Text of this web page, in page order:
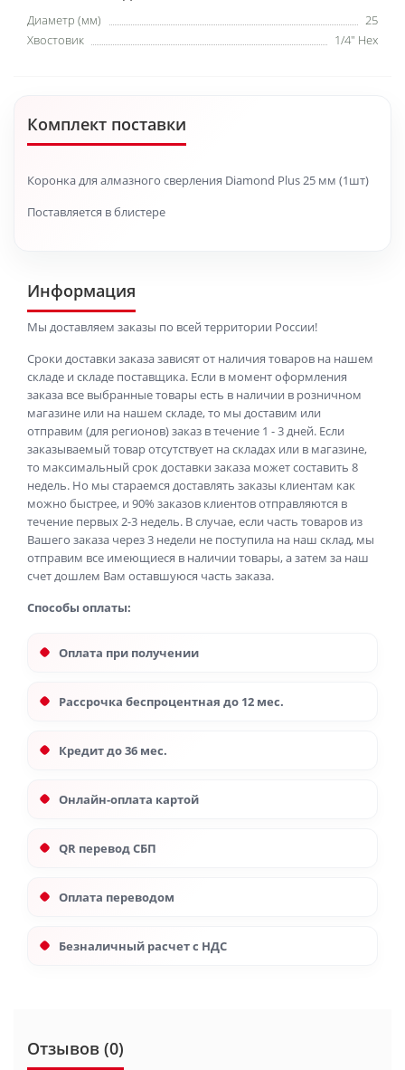
Диаметр (мм)
25
Хвостовик
1/4" Hex
Комплект поставки
Коронка для алмазного сверления Diamond Plus 25 мм (1шт)
Поставляется в блистере
Информация
Мы доставляем заказы по всей территории России!
Сроки доставки заказа зависят от наличия товаров на нашем
складе и складе поставщика. Если в момент оформления
заказа все выбранные товары есть в наличии в розничном
магазине или на нашем складе, то мы доставим или
отправим (для регионов) заказ в течение 1 - 3 дней. Если
заказываемый товар отсутствует на складах или в магазине,
то максимальный срок доставки заказа может составить 8
недель. Но мы стараемся доставлять заказы клиентам как
можно быстрее, и 90% заказов клиентов отправляются в
течение первых 2-3 недель. В случае, если часть товаров из
Вашего заказа через 3 недели не поступила на наш склад, мы
отправим все имеющиеся в наличии товары, а затем за наш
счет дошлем Вам оставшуюся часть заказа.
Способы оплаты:
Оплата при получении
Рассрочка беспроцентная до 12 мес.
Кредит до 36 мес.
Онлайн-оплата картой
QR перевод СБП
Оплата переводом
Безналичный расчет с НДС
Отзывов (0)